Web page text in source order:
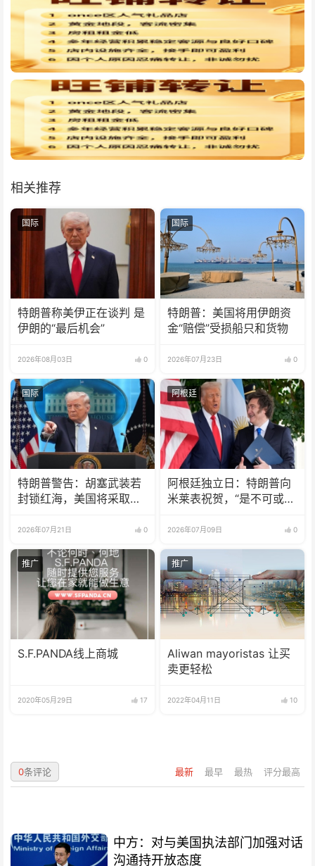
相关推荐
国际
特朗普称美伊正在谈判 是
伊朗的“最后机会”
2026年08月03日 0
国际
特朗普：美国将用伊朗资
金“赔偿”受损船只和货物
2026年07月23日 0
国际
特朗普警告：胡塞武装若
封锁红海，美国将采取行
2026年07月21日 0
阿根廷
阿根廷独立日：特朗普向
米莱表祝贺，“是不可或缺
2026年07月09日 0
推广
S.F.PANDA线上商城
2020年05月29日 17
推广
Aliwan mayoristas 让买
卖更轻松
2022年04月11日 10
最新 最早 最热 评分最高
0条评论
中方：对与美国执法部门加强对话
沟通持开放态度